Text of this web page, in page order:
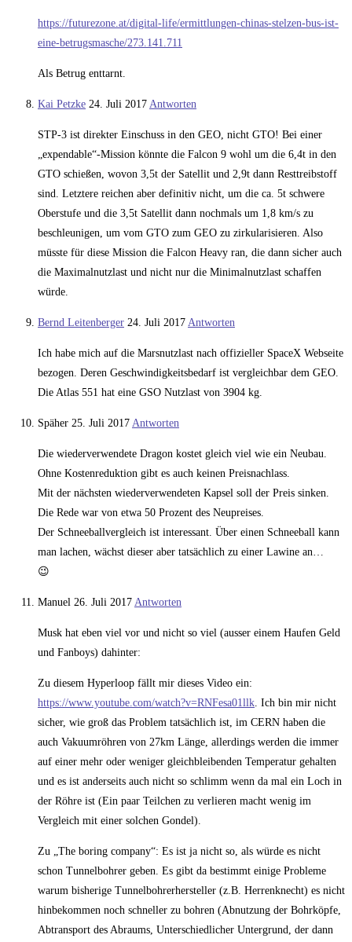
https://futurezone.at/digital-life/ermittlungen-chinas-stelzen-bus-ist-
eine-betrugsmasche/273.141.711
Als Betrug enttarnt.
Kai Petzke 24. Juli 2017 Antworten
STP-3 ist direkter Einschuss in den GEO, nicht GTO! Bei einer
„expendable“-Mission könnte die Falcon 9 wohl um die 6,4t in den
GTO schießen, wovon 3,5t der Satellit und 2,9t dann Resttreibstoff
sind. Letztere reichen aber definitiv nicht, um die ca. 5t schwere
Oberstufe und die 3,5t Satellit dann nochmals um 1,8 km/s zu
beschleunigen, um vom GTO zum GEO zu zirkularisieren. Also
müsste für diese Mission die Falcon Heavy ran, die dann sicher auch
die Maximalnutzlast und nicht nur die Minimalnutzlast schaffen
würde.
Bernd Leitenberger 24. Juli 2017 Antworten
Ich habe mich auf die Marsnutzlast nach offizieller SpaceX Webseite
bezogen. Deren Geschwindigkeitsbedarf ist vergleichbar dem GEO.
Die Atlas 551 hat eine GSO Nutzlast von 3904 kg.
Späher 25. Juli 2017 Antworten
Die wiederverwendete Dragon kostet gleich viel wie ein Neubau.
Ohne Kostenreduktion gibt es auch keinen Preisnachlass.
Mit der nächsten wiederverwendeten Kapsel soll der Preis sinken.
Die Rede war von etwa 50 Prozent des Neupreises.
Der Schneeballvergleich ist interessant. Über einen Schneeball kann
man lachen, wächst dieser aber tatsächlich zu einer Lawine an…
😉
Manuel 26. Juli 2017 Antworten
Musk hat eben viel vor und nicht so viel (ausser einem Haufen Geld
und Fanboys) dahinter:
Zu diesem Hyperloop fällt mir dieses Video ein:
https://www.youtube.com/watch?v=RNFesa01llk . Ich bin mir nicht
sicher, wie groß das Problem tatsächlich ist, im CERN haben die
auch Vakuumröhren von 27km Länge, allerdings werden die immer
auf einer mehr oder weniger gleichbleibenden Temperatur gehalten
und es ist anderseits auch nicht so schlimm wenn da mal ein Loch in
der Röhre ist (Ein paar Teilchen zu verlieren macht wenig im
Vergleich mit einer solchen Gondel).
Zu „The boring company“: Es ist ja nicht so, als würde es nicht
schon Tunnelbohrer geben. Es gibt da bestimmt einige Probleme
warum bisherige Tunnelbohrerhersteller (z.B. Herrenknecht) es nicht
hinbekommen noch schneller zu bohren (Abnutzung der Bohrköpfe,
Abtransport des Abraums, Unterschiedlicher Untergrund, der dann